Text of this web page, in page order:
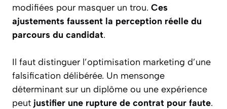
modifiées pour masquer un trou. Ces
ajustements faussent la perception réelle du
parcours du candidat.
Il faut distinguer l’optimisation marketing d’une
falsification délibérée. Un mensonge
déterminant sur un diplôme ou une expérience
peut justifier une rupture de contrat pour faute.